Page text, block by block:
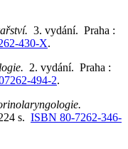
3. vydání. Praha :
430-X.
2. vydání. Praha :
494-2.
s. ISBN 80-7262-346-